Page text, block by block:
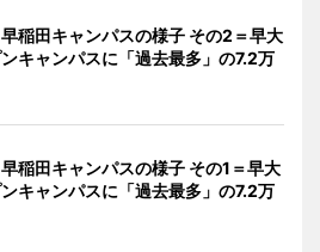
稲田キャンパスの様子 その2＝早大
キャンパスに「過去最多」の7.2万
稲田キャンパスの様子 その1＝早大
キャンパスに「過去最多」の7.2万